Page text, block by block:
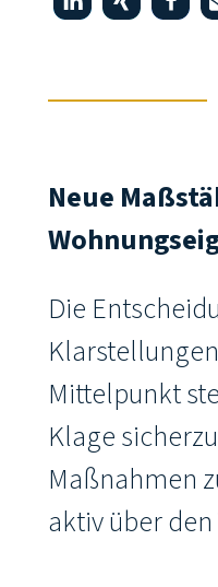
Neue
Die
Mittelpunkt
Klage
Maßnahmen
aktiv über